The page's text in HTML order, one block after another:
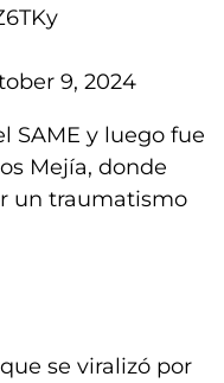
9, 2024
SAME y luego fue
Mejía, donde
un traumatismo
se viralizó por